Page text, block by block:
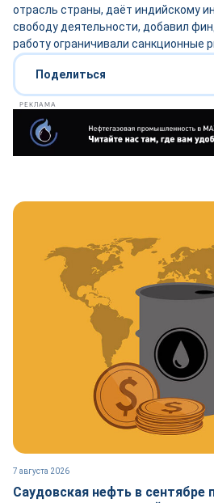
отрасль страны, даёт индийскому
свободу деятельности, добавил
работу ограничивали санкционные
Поделиться
РЕКЛАМА
7 августа 2026
Саудовская нефть в сентябре